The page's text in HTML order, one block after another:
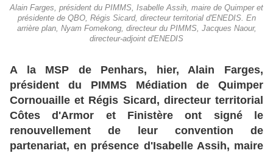
Alain Farges, président du PIMMS, Isabelle Assih, maire de Quimper et
présidente de QBO, Régis Sicard, directeur territorial d'ENEDIS. En
arrière plan, Nyam Fomekong, directeur du PIMMS, Jacques Naour,
directeur-adjoint d'ENEDIS
A la MSP de Penhars, hier, Alain Farges,
président du PIMMS Médiation de Quimper
Cornouaille et Régis Sicard, directeur territorial
Côtes d'Armor et Finistère ont signé le
renouvellement de leur convention de
partenariat, en présence d'Isabelle Assih, maire